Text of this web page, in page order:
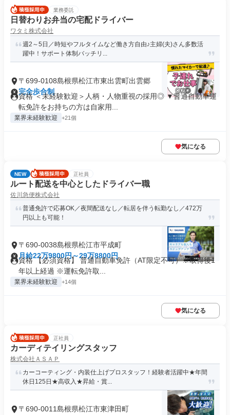
業務委託
日替わりお弁当の宅配ドライバー
ワタミ株式会社
週2～5日／時短やフルタイムなど働き方自由♪主婦(夫)さん多数活
躍中！サポート体制バッチリ...
〒699-0108島根県松江市東出雲町出雲郷
完全歩合制
資格 ＜未経験歓迎＞人柄・人物重視の採用◎ ▼普通自動車運
転免許をお持ちの方は自家用...
業界未経験歓迎 +21個
気になる
NEW 正社員
ルート配送を中心としたドライバー職
佐川急便株式会社
普通免許で応募OK／夜間配送なし／転居を伴う転勤なし／472万
円以上も可能！
〒690-0038島根県松江市平成町
月給22万9800円～29万8800円
資格 【必須資格】 普通自動車免許（AT限定不可）※取得後1
年以上経過 ※運転免許取...
業界未経験歓迎 +14個
気になる
正社員
カーディテイリングスタッフ
株式会社ＡＳＡＰ
カーコーティング・内装仕上げプロスタッフ！経験者活躍中★年間
休日125日★高収入★昇給・賞...
〒690-0011島根県松江市東津田町